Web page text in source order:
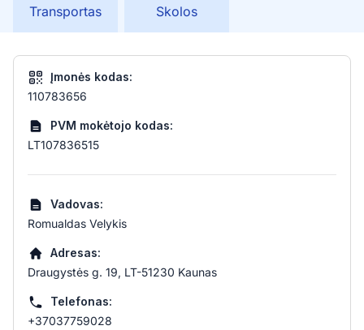
Transportas Skolos
Įmonės kodas:
110783656
PVM mokėtojo kodas:
LT107836515
Vadovas:
Romualdas Velykis
Adresas:
Draugystės g. 19, LT-51230 Kaunas
Telefonas:
+37037759028